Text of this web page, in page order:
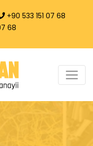
+90 533 151 07 68
68